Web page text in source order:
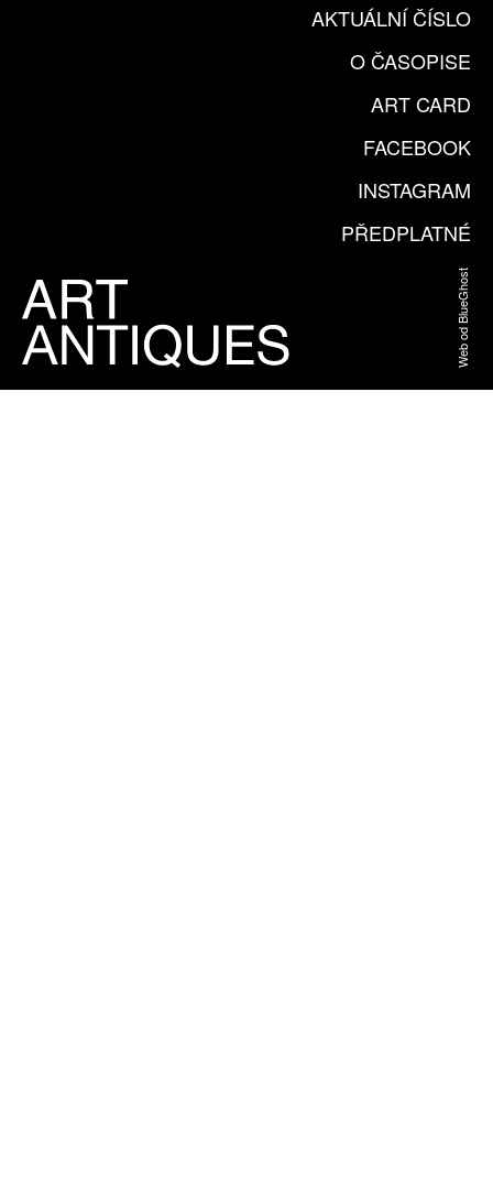
AKTUÁLNÍ ČÍSLO
O ČASOPISE
ART CARD
FACEBOOK
INSTAGRAM
PŘEDPLATNÉ
Web od BlueGhost